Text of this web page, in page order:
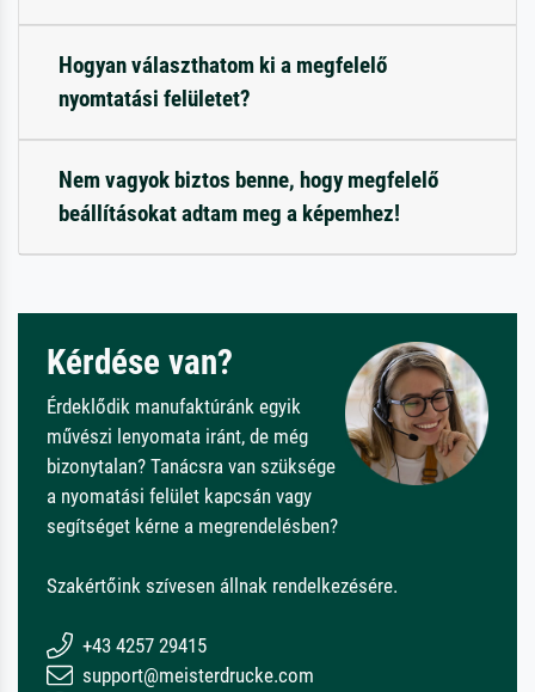
Hogyan választhatom ki a megfelelő
nyomtatási felületet?
Nem vagyok biztos benne, hogy megfelelő
beállításokat adtam meg a képemhez!
Kérdése van?
Érdeklődik manufaktúránk egyik
művészi lenyomata iránt, de még
bizonytalan? Tanácsra van szüksége
a nyomatási felület kapcsán vagy
segítséget kérne a megrendelésben?
Szakértőink szívesen állnak rendelkezésére.
+43 4257 29415
support@meisterdrucke.com